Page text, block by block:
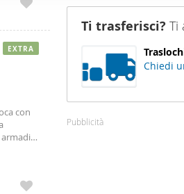
sito
loro
con
EXTRA
Ti trasferisci? Ti
Chiedi
Pubblicità